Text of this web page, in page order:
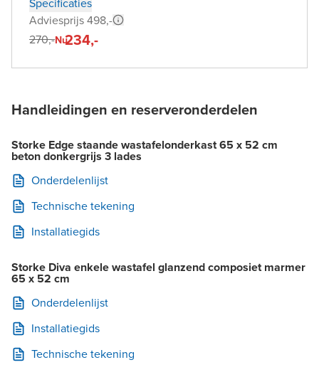
Specificaties
Adviesprijs 498,-
270,-Nu234,-
Handleidingen en reserveronderdelen
Storke Edge staande wastafelonderkast 65 x 52 cm
beton donkergrijs 3 lades
Onderdelenlijst
Technische tekening
Installatiegids
Storke Diva enkele wastafel glanzend composiet marmer
65 x 52 cm
Onderdelenlijst
Installatiegids
Technische tekening